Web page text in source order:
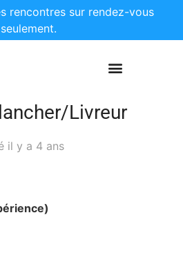
rencontres sur rendez-vous
seulement.
Livreur
il y a 4 ans